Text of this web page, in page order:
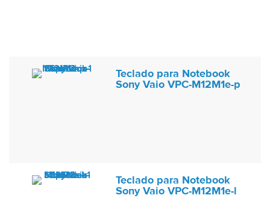
Teclado para Notebook
Sony Vaio VPC-M12M1e-p
Teclado para Notebook
Sony Vaio VPC-M12M1e-l